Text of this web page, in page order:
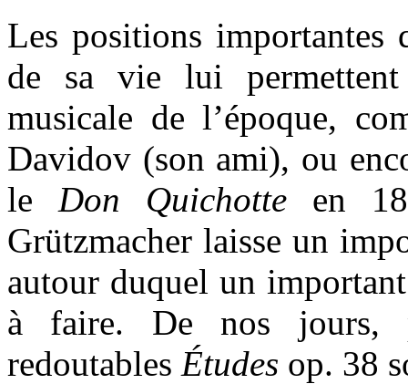
Les positions importantes
de sa vie lui
musicale de l’époque,
Davidov (son ami), ou
le Don Quichotte en
Grützmacher laisse un
autour duquel un
à faire. De nos jours,
redoutables Études op. 38